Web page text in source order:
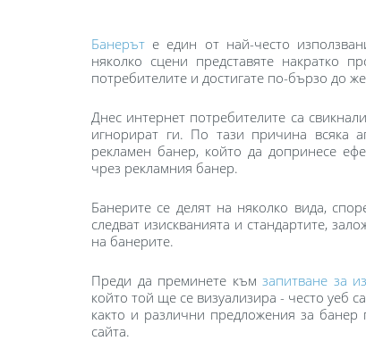
Банерът е един от най-често
няколко сцени представяте накратко
потребителите и достигате по-бързо до
Днес интернет потребителите са
игнорират ги. По тази причина всяка
рекламен банер, който да допринесе
чрез рекламния банер.
Банерите се делят на няколко вида,
следват изискванията и стандартите,
на банерите.
Преди да преминете къмзапитване за
който той ще се визуализира - често уеб
както и различни предложения за
сайта.